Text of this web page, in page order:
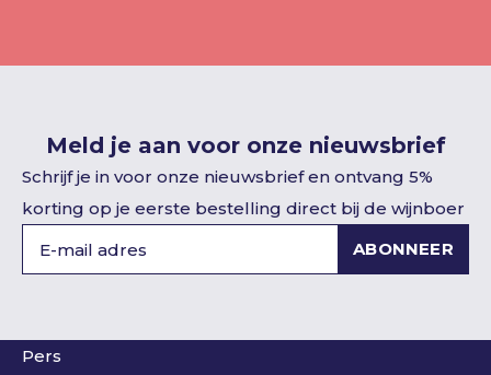
Meld je aan voor onze nieuwsbrief
Schrijf je in voor onze nieuwsbrief en ontvang 5%
korting op je eerste bestelling direct bij de wijnboer
ABONNEER
Pers